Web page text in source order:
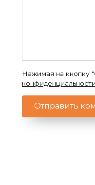
Нажимая на кнопку
конфиденциальности